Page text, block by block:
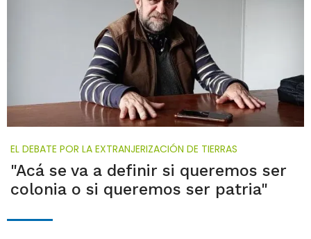
EL DEBATE POR LA EXTRANJERIZACIÓN DE TIERRAS
"Acá se va a definir si queremos ser
colonia o si queremos ser patria"